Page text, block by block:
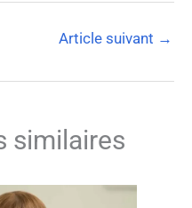
Article suivant →
similaires